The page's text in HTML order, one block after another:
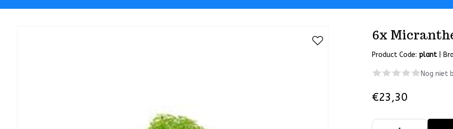
6x
Product Code: plant
Nog niet
€23,30